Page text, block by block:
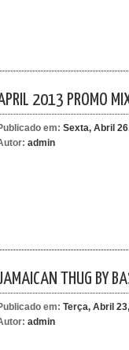
2013 PROMO
em: Sexta, Abril
admin
THUG BY
em: Terça, Abril
admin